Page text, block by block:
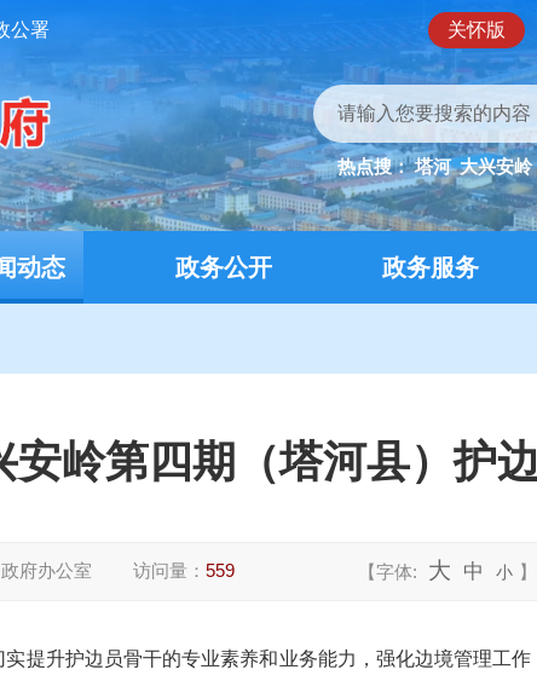
公署 关怀版
热点搜： 塔河 大兴安岭
动态 政务公开 政务服务
岭第四期（塔河县）护
府办公室 访问量： 559 【字体: 大 中 小 】
提升护边员骨干的专业素养和业务能力，强化边境管理工